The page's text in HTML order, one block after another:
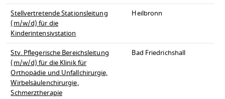
Stellvertretende Stationsleitung
(m/w/d) für die
Kinderintensivstation
Heilbronn
Stv. Pflegerische Bereichsleitung
(m/w/d) für die Klinik für
Orthopädie und Unfallchirurgie,
Wirbelsäulenchirurgie,
Schmerztherapie
Bad Friedrichshall